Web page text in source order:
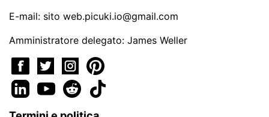
E-mail: sito web.picuki.io@gmail.com
Amministratore delegato: James Weller